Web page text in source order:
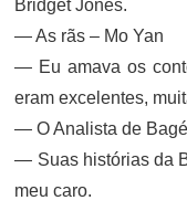
Bridget Jones.
— As rãs – Mo Yan
— Eu amava os
eram excelentes,
— O Analista de Bagé
— Suas histórias da
meu caro.